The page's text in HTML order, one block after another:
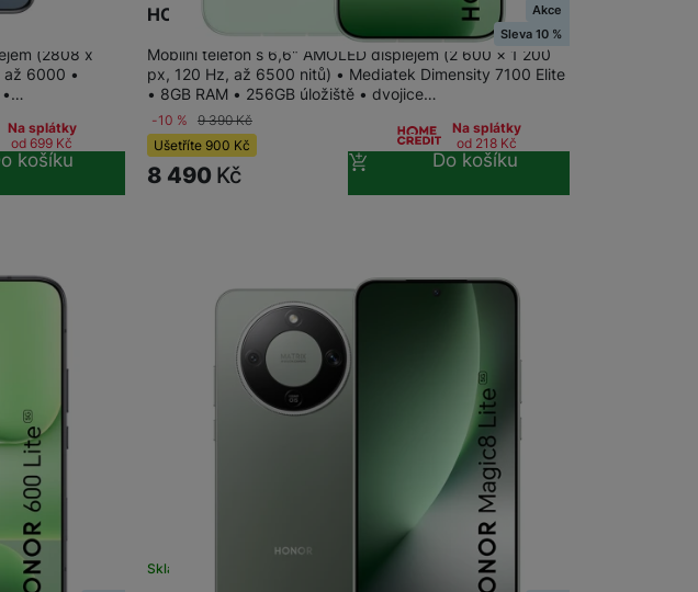
Apple iPhone 17
Apple iPhone 16
Apple iPhone 15
Pevné linky
Bezdrátové pevné linky
CUBE1
(2808 x
až 6000 •
•…
Na splátky
od 699 Kč
košíku
HONOR 600 Lite 256+8GB Sprout Green
Akce
Sleva 10 %
Mobilní telefon s 6,6" AMOLED displejem (2 600 × 1 200
px, 120 Hz, až 6500 nitů) • Mediatek Dimensity 7100 Elite
• 8GB RAM • 256GB úložiště • dvojice…
-10 % 9 390Kč
Ušetříte 900 Kč
8 490 Kč
Na splátky
od 218 Kč
Do košíku
Skladem na prodejně